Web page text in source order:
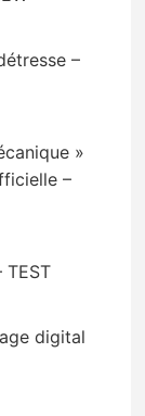
–
»
–
TEST
digital